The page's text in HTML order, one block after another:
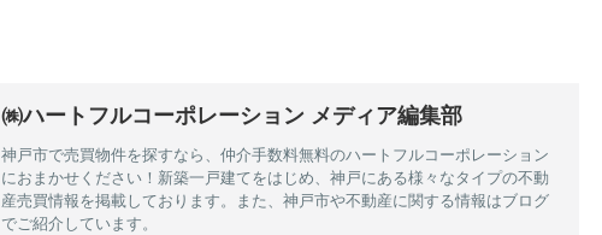
㈱ハートフルコーポレーション メディア編集部
神戸市で売買物件を探すなら、仲介手数料無料のハートフルコーポレーション
におまかせください！新築一戸建てをはじめ、神戸にある様々なタイプの不動
産売買情報を掲載しております。また、神戸市や不動産に関する情報はブログ
でご紹介しています。